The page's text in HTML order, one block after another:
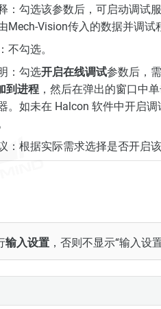
：勾选该参数后，可启动调试
Mech-Vision传入的数据并调试
不勾选。
：勾选开启在线调试参数后，
到进程 ，然后在弹出的窗口中
。如未在 Halcon 软件中开启
：根据实际需求选择是否开启该
输入设置 ，否则不显示“输入设